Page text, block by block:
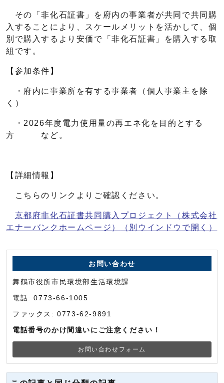
その「非化石証書」を府内の事業者が共同で共同購
入することにより、スケールメリットを活かして、個
別で購入するより安価で「非化石証書」を購入する取
組です。
【参加条件】
・府内に事業所を有する事業者（個人事業主を除
く）
・2026年度電力使用量の再エネ化を目的とする
方 など。
【詳細情報】
こちらのリンクよりご確認ください。
京都府非化石証書共同購入プロジェクト（株式会社
エナーバンクホームページ）
（別ウインドウで開く）
お問い合わせ
舞鶴市役所市民環境部生活環境課
電話: 0773-66-1005
ファックス: 0773-62-9891
電話番号のかけ間違いにご注意ください！
お問い合わせフォーム